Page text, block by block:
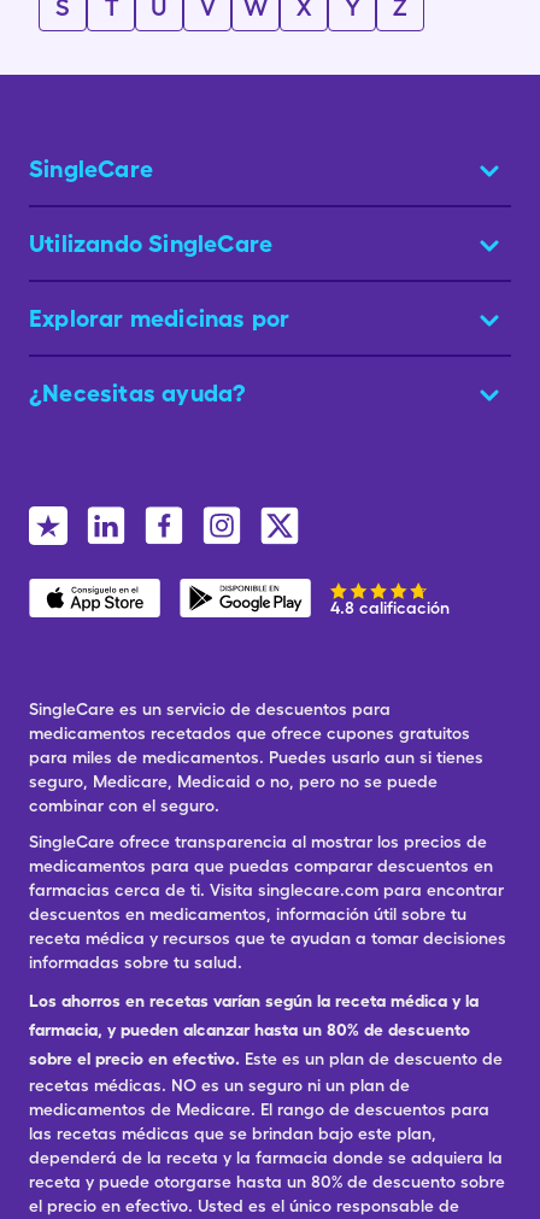
S
T U V W X Y Z
SingleCare
Utilizando SingleCare
Explorar medicinas por
¿Necesitas ayuda?
4.8 calificación
SingleCare es un servicio de descuentos para
medicamentos recetados que ofrece cupones gratuitos
para miles de medicamentos. Puedes usarlo aun si tienes
seguro, Medicare, Medicaid o no, pero no se puede
combinar con el seguro.
SingleCare ofrece transparencia al mostrar los precios de
medicamentos para que puedas comparar descuentos en
farmacias cerca de ti. Visita singlecare.com para encontrar
descuentos en medicamentos, información útil sobre tu
receta médica y recursos que te ayudan a tomar decisiones
informadas sobre tu salud.
Los ahorros en recetas varían según la receta médica y la
farmacia, y pueden alcanzar hasta un 80% de descuento
sobre el precio en efectivo. Este es un plan de descuento de
recetas médicas. NO es un seguro ni un plan de
medicamentos de Medicare. El rango de descuentos para
las recetas médicas que se brindan bajo este plan,
dependerá de la receta y la farmacia donde se adquiera la
receta y puede otorgarse hasta un 80% de descuento sobre
el precio en efectivo. Usted es el único responsable de